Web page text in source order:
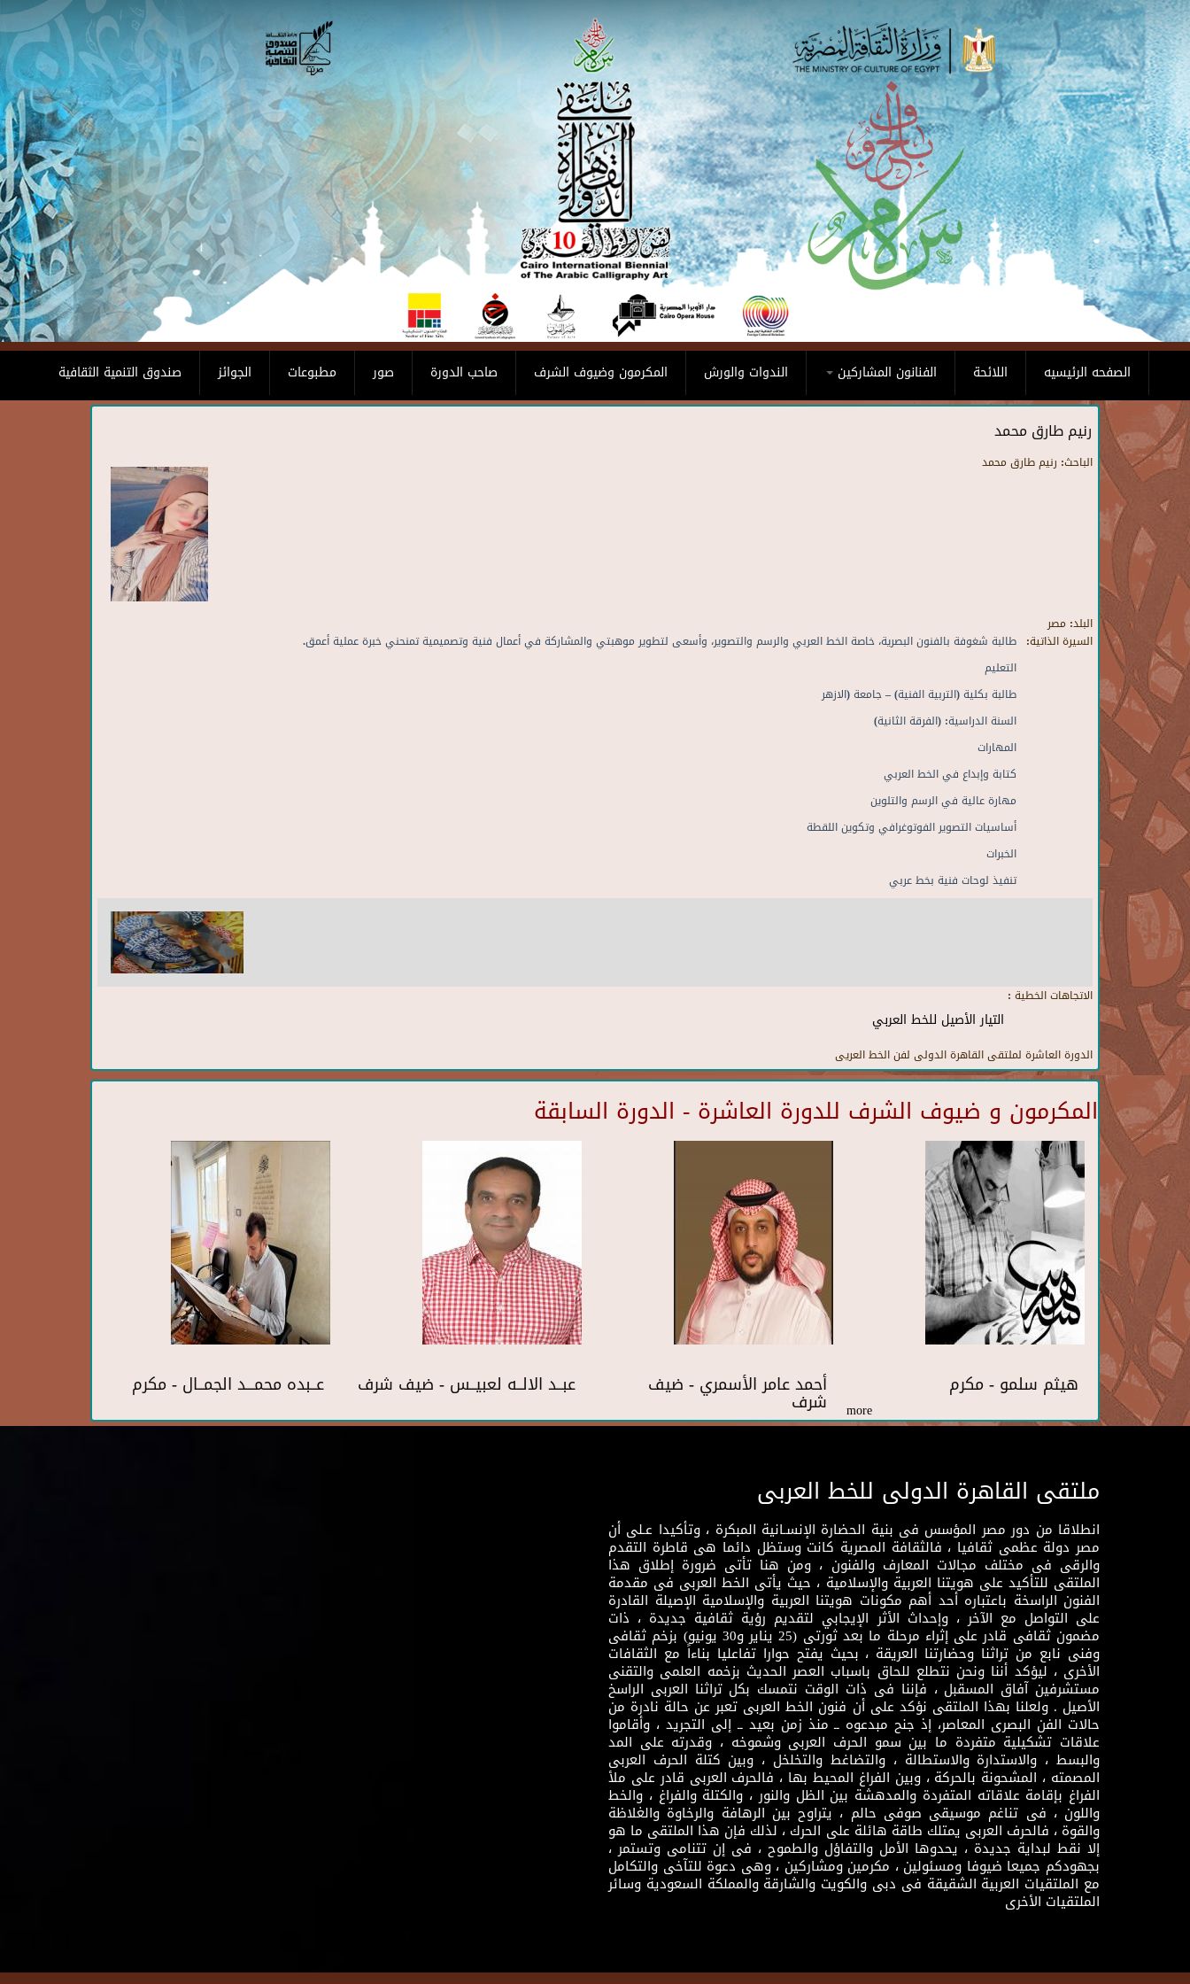
Skip to main content
صندوق التنمية الثقافية الجوائز مطبوعات صور صاحب الدورة المكرمون وضيوف الشرف الندوات والورش الفنانون المشاركين اللائحة الصفحه الرئيسيه
رنيم طارق محمد
الباحث: رنيم طارق محمد
البلد: مصر
السيرة الذاتية: طالبة شغوفة بالفنون البصرية، خاصة الخط العربي والرسم والتصوير، وأسعى لتطوير موهبتي والمشاركة في أعمال فنية وتصميمية تمنحني خبرة عملية أعمق.
التعليم
طالبة بكلية (التربية الفنية) – جامعة (الازهر
السنة الدراسية: (الفرقة الثانية)
المهارات
كتابة وإبداع في الخط العربي
مهارة عالية في الرسم والتلوين
أساسيات التصوير الفوتوغرافي وتكوين اللقطة
الخبرات
تنفيذ لوحات فنية بخط عربي
الاتجاهات الخطية :
التيار الأصيل للخط العربي
الدورة العاشرة لملتقى القاهرة الدولى لفن الخط العريى
المكرمون و ضيوف الشرف للدورة العاشرة - الدورة السابقة
عــبده محمـــد الجمــال - مكرم عبــد الالــه لعبيــس - ضيف شرف أحمد عامر الأسمري - ضيف
شرف
هيثم سلمو - مكرم
more
ملتقى القاهرة الدولى للخط العربى
انطلاقا من دور مصر المؤسس فى بنية الحضارة الإنسـانية المبكرة ، وتأكيدا عـلى أن
مصر دولة عظمى ثقافيا ، فالثقافة المصرية كانت وستظل دائما هى قاطرة التقدم
والرقى فى مختلف مجالات المعارف والفنون ، ومن هنا تأتى ضرورة إطلاق هذا
الملتقى للتأكيد على هويتنا العربية والإسلامية ، حيث يأتى الخط العربى فى مقدمة
الفنون الراسخة باعتباره أحد أهم مكونات هويتنا العربية والإسلامية الإصيلة القادرة
على التواصل مع الآخر ، وإحداث الأثر الإيجابي لتقديم رؤية ثقافية جديدة ، ذات
مضمون ثقافى قادر على إثراء مرحلة ما بعد ثورتى (25 يناير و30 يونيو) بزخم ثقافى
وفنى نابع من تراثنا وحضارتنا العريقة ، بحيث يفتح حوارا تفاعليا بناءاً مع الثقافات
الأخرى ، ليؤكد أننا ونحن نتطلع للحاق باسباب العصر الحديث بزخمه العلمى والتقنى
مستشرفين آفاق المسقبل ، فإننا فى ذات الوقت نتمسك بكل تراثنا العربى الراسخ
الأصيل . ولعلنا بهذا الملتقى نؤكد على أن فنون الخط العربى تعبر عن حالة نادرة من
حالات الفن البصرى المعاصر، إذ جنح مبدعوه ــ منذ زمن بعيد ــ إلى التجريد ، وأقاموا
علاقات تشكيلية متفردة ما بين سمو الحرف العربى وشموخه ، وقدرته على المد
والبسط ، والاستدارة والاستطالة ، والتضاغط والتخلخل ، وبين كتلة الحرف العربى
المصمته ، المشحونة بالحركة ، وبين الفراغ المحيط بها ، فالحرف العربى قادر على ملأ
الفراغ بإقامة علاقاته المتفردة والمدهشة بين الظل والنور ، والكتلة والفراغ ، والخط
واللون ، فى تناغم موسيقى صوفى حالم ، يتراوح بين الرهافة والرخاوة والغلاظة
والقوة ، فالحرف العربى يمتلك طاقة هائلة على الحرك ، لذلك فإن هذا الملتقى ما هو
إلا نقط لبداية جديدة ، يحدوها الأمل والتفاؤل والطموح ، فى إن تتنامى وتستمر ،
بجهودكم جميعا ضيوفا ومسئولين ، مكرمين ومشاركين ، وهى دعوة للتآخى والتكامل
مع الملتقيات العربية الشقيقة فى دبى والكويت والشارقة والمملكة السعودية وسائر
الملتقيات الأخرى